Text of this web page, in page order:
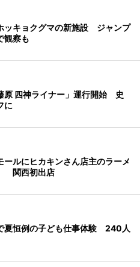
ッキョクグマの新施設 ジャンプ
観察も
原 四神ライナー」運行開始 史
に
ールにヒカキンさん店主のラーメ
関西初出店
夏恒例の子ども仕事体験 240人